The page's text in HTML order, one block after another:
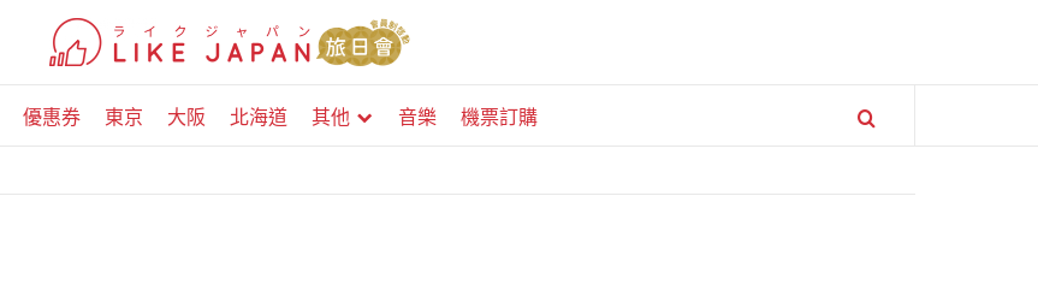
優惠券 東京 大阪 北海道 其他 音樂 機票訂購